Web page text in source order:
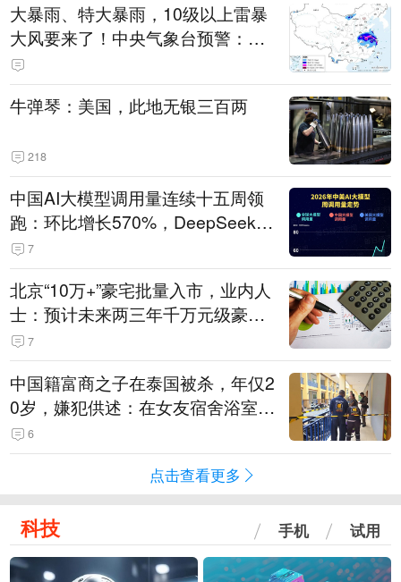
大暴雨、特大暴雨，10级以上雷暴
大风要来了！中央气象台预警：今
天到明天，浙江、安徽有特大暴雨
牛弹琴：美国，此地无银三百两
218
中国AI大模型调用量连续十五周领
跑：环比增长570%，DeepSeek-V
4-Flash正式版登顶！MiniMax M
3、阶跃星辰Step 3.7 Flash跌出榜
单
7
北京“10万+”豪宅批量入市，业内人
士：预计未来两三年千万元级豪宅
潜在供应达万套！谁在买单？
7
中国籍富商之子在泰国被杀，年仅2
0岁，嫌犯供述：在女友宿舍浴室发
现他，持刀询问身份时发生拉扯
6
点击查看更多
科技 手机 试用